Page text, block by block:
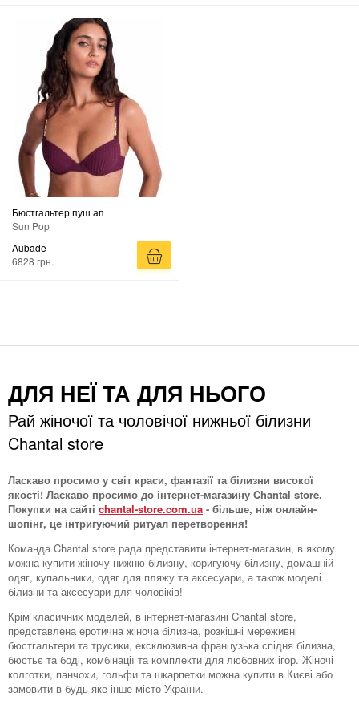
Бюстгальтер пуш ап
Sun Pop
Aubade
6828 грн.
ДЛЯ НЕЇ ТА ДЛЯ НЬОГО
Рай жіночої та чоловічої нижньої білизни
Chantal store
Ласкаво просимо у світ краси, фантазії та білизни високої
якості! Ласкаво просимо до інтернет-магазину Chantal store.
Покупки на сайті chantal-store.com.ua - більше, ніж онлайн-
шопінг, це інтригуючий ритуал перетворення!
Команда Chantal store рада представити інтернет-магазин, в якому
можна купити жіночу нижню білизну, коригуючу білизну, домашній
одяг, купальники, одяг для пляжу та аксесуари, а також моделі
білизни та аксесуари для чоловіків!
Крім класичних моделей, в інтернет-магазині Chantal store,
представлена ​​еротична жіноча білизна, розкішні мереживні
бюстгальтери та трусики, ексклюзивна французька спідня білизна,
бюстьє та боді, комбінації та комплекти для любовних ігор. Жіночі
колготки, панчохи, гольфи та шкарпетки можна купити в Києві або
замовити в будь-яке інше місто України.